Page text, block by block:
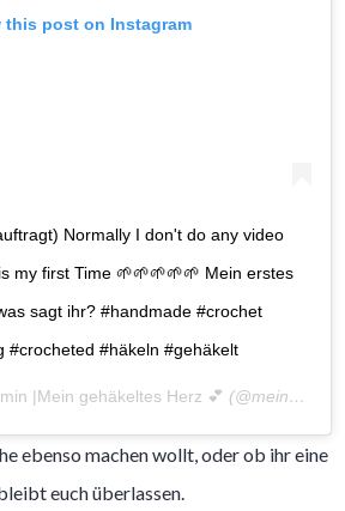
this post on Instagram
Normally I don't do any video
my first Time 🌱🌱🌱🌱🌱 Mein erstes
sagt ihr? #handmade #crochet
#crocheted #häkeln #gehäkelt
|Mein gehäkeltes Herz 💕 (@meingehaekeltesherz) on
ebenso machen wollt, oder ob ihr eine
euch überlassen.